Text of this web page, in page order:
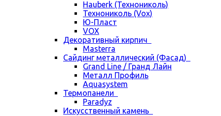
Hauberk (Технониколь)
Технониколь (Vox)
Ю-Пласт
VOX
Декоративный кирпич
Masterra
Сайдинг металлический (Фасад)
Grand Line / Гранд Лайн
Металл Профиль
Aquasystem
Термопанели
Paradyz
Искусственный камень